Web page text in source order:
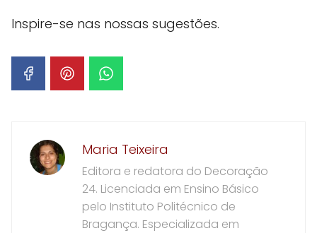
Inspire-se nas nossas sugestões.
Maria Teixeira
Editora e redatora do Decoração
24. Licenciada em Ensino Básico
pelo Instituto Politécnico de
Bragança. Especializada em